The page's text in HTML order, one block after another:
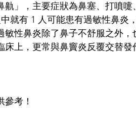
鼽」，主要症狀為鼻塞、打噴嚏
就有 1 人可能患有過敏性鼻炎
敏性鼻炎除了鼻子不舒服之外
床上，更常與鼻竇炎反覆交替
考！